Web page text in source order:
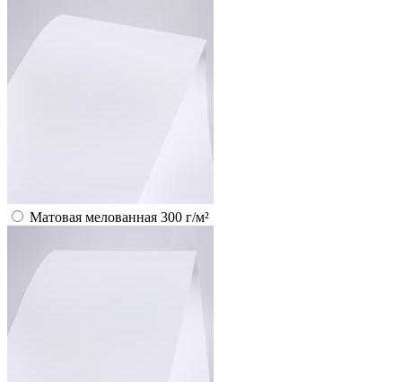
Матовая мелованная 300 г/м²